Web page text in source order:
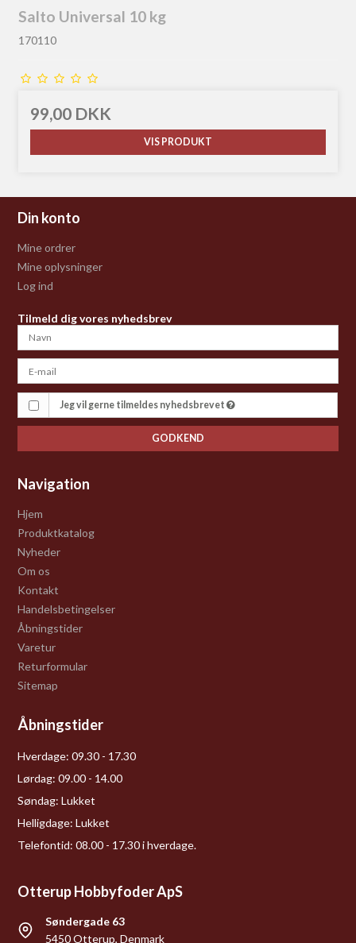
Salto Universal 10 kg
170110
99,00 DKK
VIS PRODUKT
Din konto
Mine ordrer
Mine oplysninger
Log ind
Tilmeld dig vores nyhedsbrev
Jeg vil gerne tilmeldes nyhedsbrevet
GODKEND
Navigation
Hjem
Produktkatalog
Nyheder
Om os
Kontakt
Handelsbetingelser
Åbningstider
Varetur
Returformular
Sitemap
Åbningstider
Hverdage: 09.30 - 17.30
Lørdag: 09.00 - 14.00
Søndag: Lukket
Helligdage: Lukket
Telefontid: 08.00 - 17.30 i hverdage.
Otterup Hobbyfoder ApS
Søndergade 63
5450 Otterup, Denmark